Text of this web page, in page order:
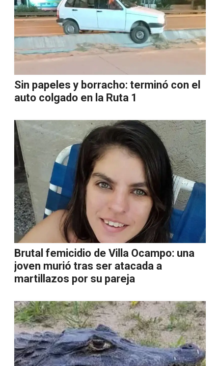
Sin papeles y borracho: terminó con el
auto colgado en la Ruta 1
Brutal femicidio de Villa Ocampo: una
joven murió tras ser atacada a
martillazos por su pareja